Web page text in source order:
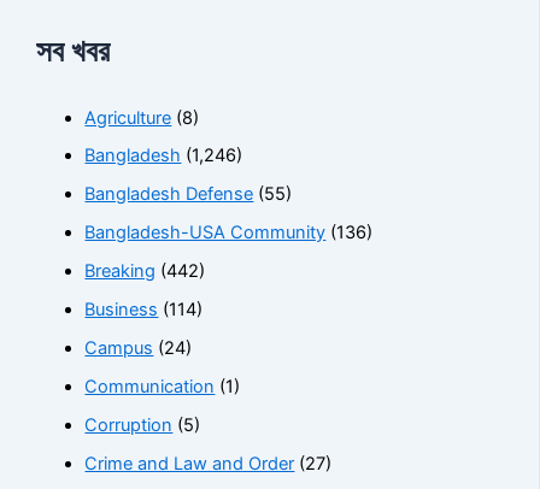
সব খবর
Agriculture (8)
Bangladesh (1,246)
Bangladesh Defense (55)
Bangladesh-USA Community (136)
Breaking (442)
Business (114)
Campus (24)
Communication (1)
Corruption (5)
Crime and Law and Order (27)